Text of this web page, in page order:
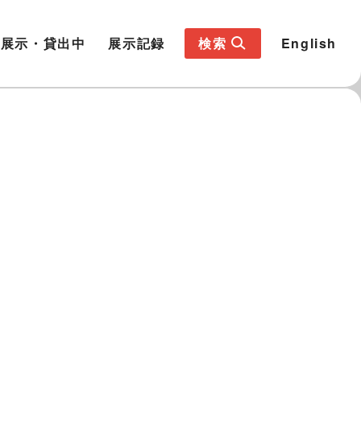
展示・貸出中 展示記録 検索 English